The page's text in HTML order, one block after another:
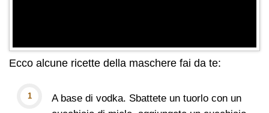
Ecco alcune ricette della maschere fai da te:
A base di vodka. Sbattete un tuorlo con un